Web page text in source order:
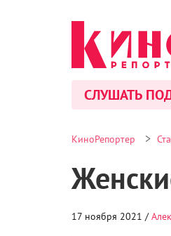
СЛУШАТЬ
КиноРепортер >
17 ноября 2021 /